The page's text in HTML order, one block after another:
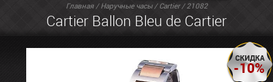
Главная/Наручные часы/Cartier/ 21082
Cartier Ballon Bleu de Cartier